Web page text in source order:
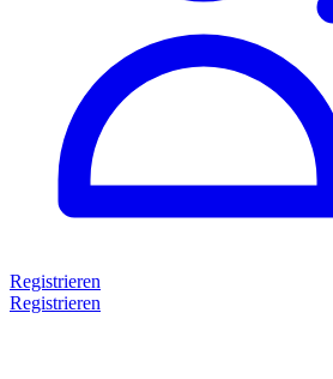
Registrieren
Registrieren